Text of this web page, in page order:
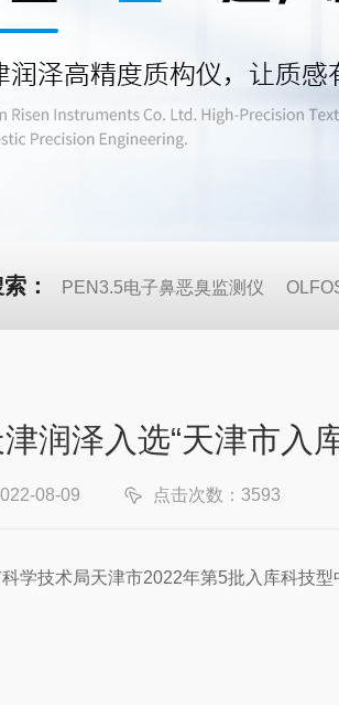
： PEN3.5电子鼻恶臭监测仪
润泽入选“天津市入
08-09 点击次数：3593
科学技术局天津市2022年第5批入库科技